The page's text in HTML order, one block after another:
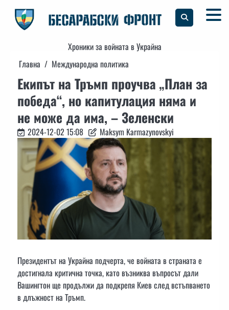
content
Хроники за войната в Украйна
Главна
Международна политика
Екипът на Тръмп проучва „План за
победа“, но капитулация няма и
не може да има, – Зеленски
2024-12-02 15:08 Maksym Karmazynovskyi
Президентът на Украйна подчерта, че войната в страната е
достигнала критична точка, като възниква въпросът дали
Вашингтон ще продължи да подкрепя Киев след встъпването
в длъжност на Тръмп.